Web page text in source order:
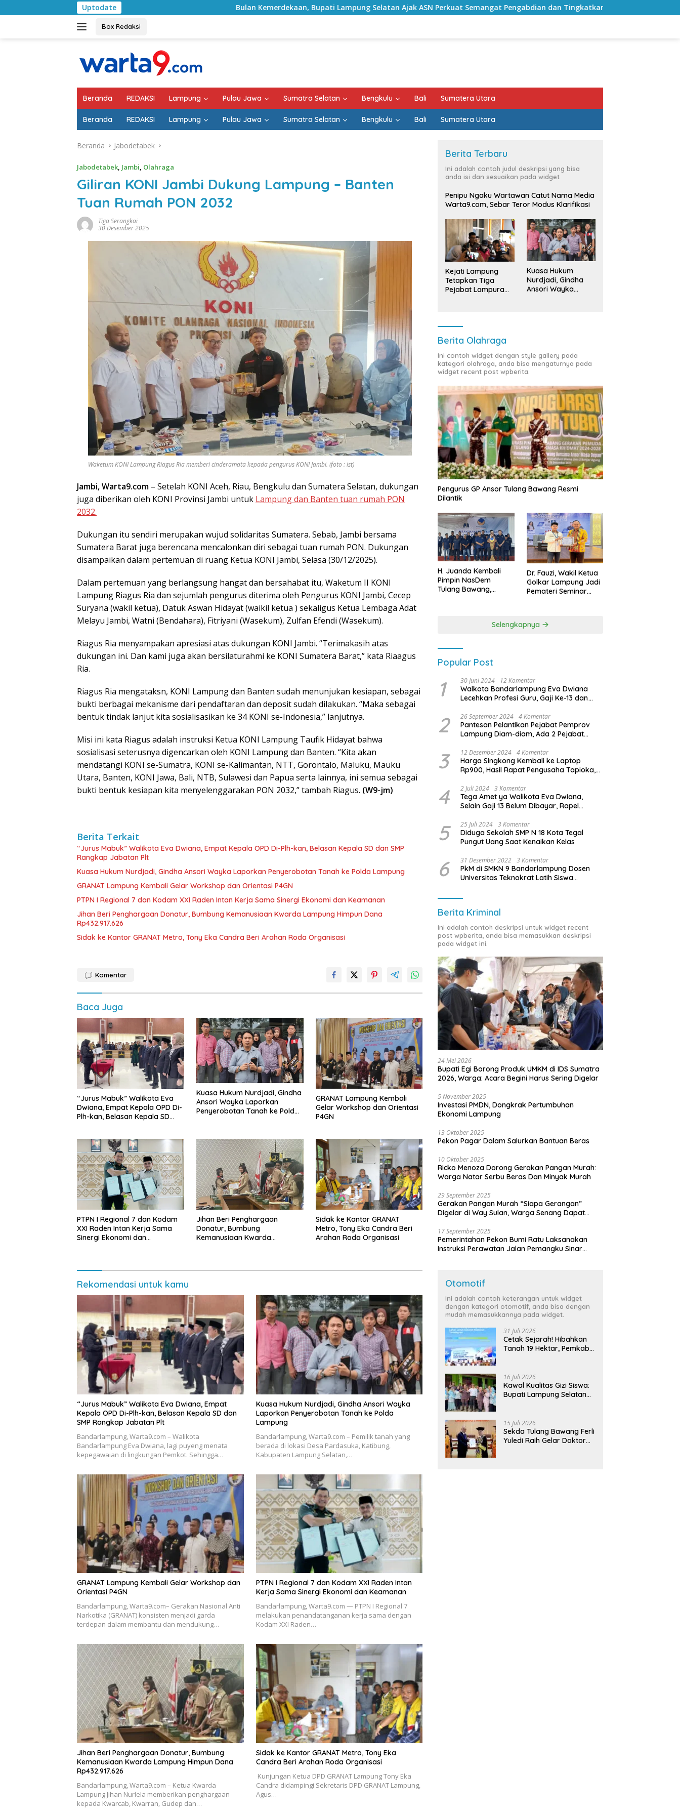
ke
Uptodate Bulan Kemerdekaan, Bupati Lampung Selatan Ajak ASN Perkuat Semangat Pengabdian dan Tingkatkan Pelayanan Publik
Box Redaksi
Beranda REDAKSI Lampung Pulau Jawa Sumatra Selatan Bengkulu Bali Sumatera Utara
Beranda REDAKSI Lampung Pulau Jawa Sumatra Selatan Bengkulu Bali Sumatera Utara
Beranda Jabodetabek
Jabodetabek, Jambi, Olahraga
Giliran KONI Jambi Dukung Lampung – Banten
Tuan Rumah PON 2032
Tiga Serangkai
30 Desember 2025
Waketum KONI Lampung Riagus Ria memberi cinderamata kepada pengurus KONI Jambi. (foto : ist)
Jambi, Warta9.com – Setelah KONI Aceh, Riau, Bengkulu dan Sumatera Selatan, dukungan
juga diberikan oleh KONI Provinsi Jambi untuk Lampung dan Banten tuan rumah PON
2032.
Dukungan itu sendiri merupakan wujud solidaritas Sumatera. Sebab, Jambi bersama
Sumatera Barat juga berencana mencalonkan diri sebagai tuan rumah PON. Dukungan
disampaikan dalam pertemuan di ruang Ketua KONI Jambi, Selasa (30/12/2025).
Dalam pertemuan yang berlangsung hangat dan bersahabat itu, Waketum II KONI
Lampung Riagus Ria dan sejumlah pengurus diterima oleh Pengurus KONI Jambi, Cecep
Suryana (wakil ketua), Datuk Aswan Hidayat (waikil ketua ) sekaligus Ketua Lembaga Adat
Melayu Jambi, Watni (Bendahara), Fitriyani (Wasekum), Zulfan Efendi (Wasekum).
Riagus Ria menyampakan apresiasi atas dukungan KONI Jambi. “Terimakasih atas
dukungan ini. Dan kami juga akan bersilaturahmi ke KONI Sumatera Barat,” kata Riaagus
Ria.
Riagus Ria mengataksn, KONI Lampung dan Banten sudah menunjukan kesiapan, sebagai
bukti berbagai mekanisme dari pendaftaran dan deposit sudah dilakukan. “Maka sebagai
bentuk tindak lanjut kita sosialisasikan ke 34 KONI se-Indonesia,” lanjutnya.
Misi ini kata Riagus adalah instruksi Ketua KONI Lampung Taufik Hidayat bahwa
sosialisasi seterusnya digencarkan oleh KONI Lampung dan Banten. “Kita akan
mendatangi KONI se-Sumatra, KONI se-Kalimantan, NTT, Gorontalo, Maluku, Mauku
Utara, Banten, KONI Jawa, Bali, NTB, Sulawesi dan Papua serta lainnya, ini semua sebagai
bukti bentuk kesiapan kita menyelenggarakan PON 2032,” tambah Riagus. (W9-jm)
Berita Terkait
“Jurus Mabuk” Walikota Eva Dwiana, Empat Kepala OPD Di-Plh-kan, Belasan Kepala SD dan SMP
Rangkap Jabatan Plt
Kuasa Hukum Nurdjadi, Gindha Ansori Wayka Laporkan Penyerobotan Tanah ke Polda Lampung
GRANAT Lampung Kembali Gelar Workshop dan Orientasi P4GN
PTPN I Regional 7 dan Kodam XXI Raden Intan Kerja Sama Sinergi Ekonomi dan Keamanan
Jihan Beri Penghargaan Donatur, Bumbung Kemanusiaan Kwarda Lampung Himpun Dana
Rp432.917.626
‎Sidak ke Kantor GRANAT Metro, Tony Eka Candra Beri Arahan Roda Organisasi
Komentar
Baca Juga
“Jurus Mabuk” Walikota Eva
Dwiana, Empat Kepala OPD Di-
Plh-kan, Belasan Kepala SD
Kuasa Hukum Nurdjadi, Gindha
Ansori Wayka Laporkan
Penyerobotan Tanah ke Polda
GRANAT Lampung Kembali
Gelar Workshop dan Orientasi
P4GN
PTPN I Regional 7 dan Kodam
XXI Raden Intan Kerja Sama
Sinergi Ekonomi dan
Jihan Beri Penghargaan
Donatur, Bumbung
Kemanusiaan Kwarda
‎Sidak ke Kantor GRANAT
Metro, Tony Eka Candra Beri
Arahan Roda Organisasi
Rekomendasi untuk kamu
“Jurus Mabuk” Walikota Eva Dwiana, Empat
Kepala OPD Di-Plh-kan, Belasan Kepala SD dan
SMP Rangkap Jabatan Plt
Bandarlampung, Warta9.com – Walikota
Bandarlampung Eva Dwiana, lagi puyeng menata
kepegawaian di lingkungan Pemkot. Sehingga…
Kuasa Hukum Nurdjadi, Gindha Ansori Wayka
Laporkan Penyerobotan Tanah ke Polda
Lampung
Bandarlampung, Warta9.com – Pemilik tanah yang
berada di lokasi Desa Pardasuka, Katibung,
Kabupaten Lampung Selatan,…
GRANAT Lampung Kembali Gelar Workshop dan
Orientasi P4GN
Bandarlampung, Warta9.com– Gerakan Nasional Anti
Narkotika (GRANAT) konsisten menjadi garda
terdepan dalam membantu dan mendukung…
PTPN I Regional 7 dan Kodam XXI Raden Intan
Kerja Sama Sinergi Ekonomi dan Keamanan
Bandarlampung, Warta9.com — PTPN I Regional 7
melakukan penandatanganan kerja sama dengan
Kodam XXI Raden…
Jihan Beri Penghargaan Donatur, Bumbung
Kemanusiaan Kwarda Lampung Himpun Dana
Rp432.917.626
Bandarlampung, Warta9.com – Ketua Kwarda
Lampung Jihan Nurlela memberikan penghargaan
kepada Kwarcab, Kwarran, Gudep dan…
‎Sidak ke Kantor GRANAT Metro, Tony Eka
Candra Beri Arahan Roda Organisasi
‎ ‎Kunjungan Ketua DPD GRANAT Lampung Tony Eka
Candra didampingi Sekretaris DPD GRANAT Lampung,
Agus…
Berita Terbaru
Ini adalah contoh judul deskripsi yang bisa
anda isi dan sesuaikan pada widget
Penipu Ngaku Wartawan Catut Nama Media
Warta9.com, Sebar Teror Modus Klarifikasi
Kejati Lampung
Tetapkan Tiga
Pejabat Lampura
Kuasa Hukum
Nurdjadi, Gindha
Ansori Wayka
Berita Olahraga
Ini contoh widget dengan style gallery pada
kategori olahraga, anda bisa mengaturnya pada
widget recent post wpberita.
Pengurus GP Ansor Tulang Bawang Resmi
Dilantik
H. Juanda Kembali
Pimpin NasDem
Tulang Bawang,
Dr. Fauzi, Wakil Ketua
Golkar Lampung Jadi
Pemateri Seminar
Kebangsaan
Selengkapnya
Popular Post
1 30 Juni 2024 12 Komentar
Walkota Bandarlampung Eva Dwiana
Lecehkan Profesi Guru, Gaji Ke-13 dan
2 26 September 2024 4 Komentar
Pantesan Pelantikan Pejabat Pemprov
Lampung Diam-diam, Ada 2 Pejabat
3 12 Desember 2024 4 Komentar
Harga Singkong Kembali ke Laptop
Rp900, Hasil Rapat Pengusaha Tapioka,
Lampung
4 2 Juli 2024 3 Komentar
Tega Amet ya Walikota Eva Dwiana,
Selain Gaji 13 Belum Dibayar, Rapel
Dibayar
5 25 Juli 2024 3 Komentar
Diduga Sekolah SMP N 18 Kota Tegal
Pungut Uang Saat Kenaikan Kelas
6 31 Desember 2022 3 Komentar
PkM di SMKN 9 Bandarlampung Dosen
Universitas Teknokrat Latih Siswa
Berita Kriminal
Ini adalah contoh deskripsi untuk widget recent
post wpberita, anda bisa memasukkan deskripsi
pada widget ini.
24 Mei 2026
Bupati Egi Borong Produk UMKM di IDS Sumatra
2026, Warga: Acara Begini Harus Sering Digelar
5 November 2025
Investasi PMDN, Dongkrak Pertumbuhan
Ekonomi Lampung
13 Oktober 2025
Pekon Pagar Dalam Salurkan Bantuan Beras
10 Oktober 2025
Ricko Menoza Dorong Gerakan Pangan Murah:
Warga Natar Serbu Beras Dan Minyak Murah
29 September 2025
Gerakan Pangan Murah “Siapa Gerangan”
Digelar di Way Sulan, Warga Senang Dapat
17 September 2025
Pemerintahan Pekon Bumi Ratu Laksanakan
Instruksi Perawatan Jalan Pemangku Sinar
Otomotif
Ini adalah contoh keterangan untuk widget
dengan kategori otomotif, anda bisa dengan
mudah memasukkannya pada widget.
31 Juli 2026
Cetak Sejarah! Hibahkan
Tanah 19 Hektar, Pemkab
Terintegrasi Pertama di
Lampung
16 Juli 2026
Kawal Kualitas Gizi Siswa:
Bupati Lampung Selatan
Bergizi Gratis di Natar
15 Juli 2026
Sekda Tulang Bawang Ferli
Yuledi Raih Gelar Doktor